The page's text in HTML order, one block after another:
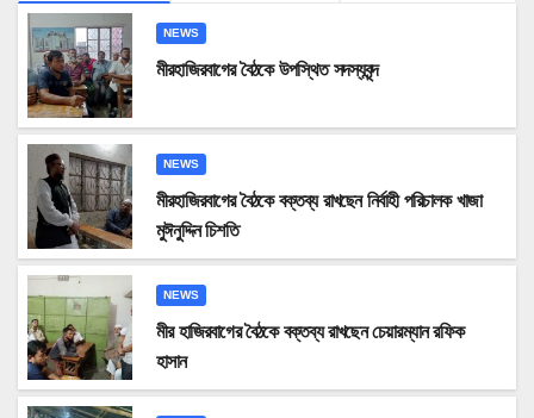
NEWS
মীরহাজিরবাগের বৈঠকে উপস্থিত সদস্যবৃন্দ
NEWS
মীরহাজিরবাগের বৈঠকে বক্তব্য রাখছেন নির্বাহী পরিচালক খাজা
মুঈনুদ্দিন চিশতি
NEWS
মীর হাজিরবাগের বৈঠকে বক্তব্য রাখছেন চেয়ারম্যান রফিক
হাসান